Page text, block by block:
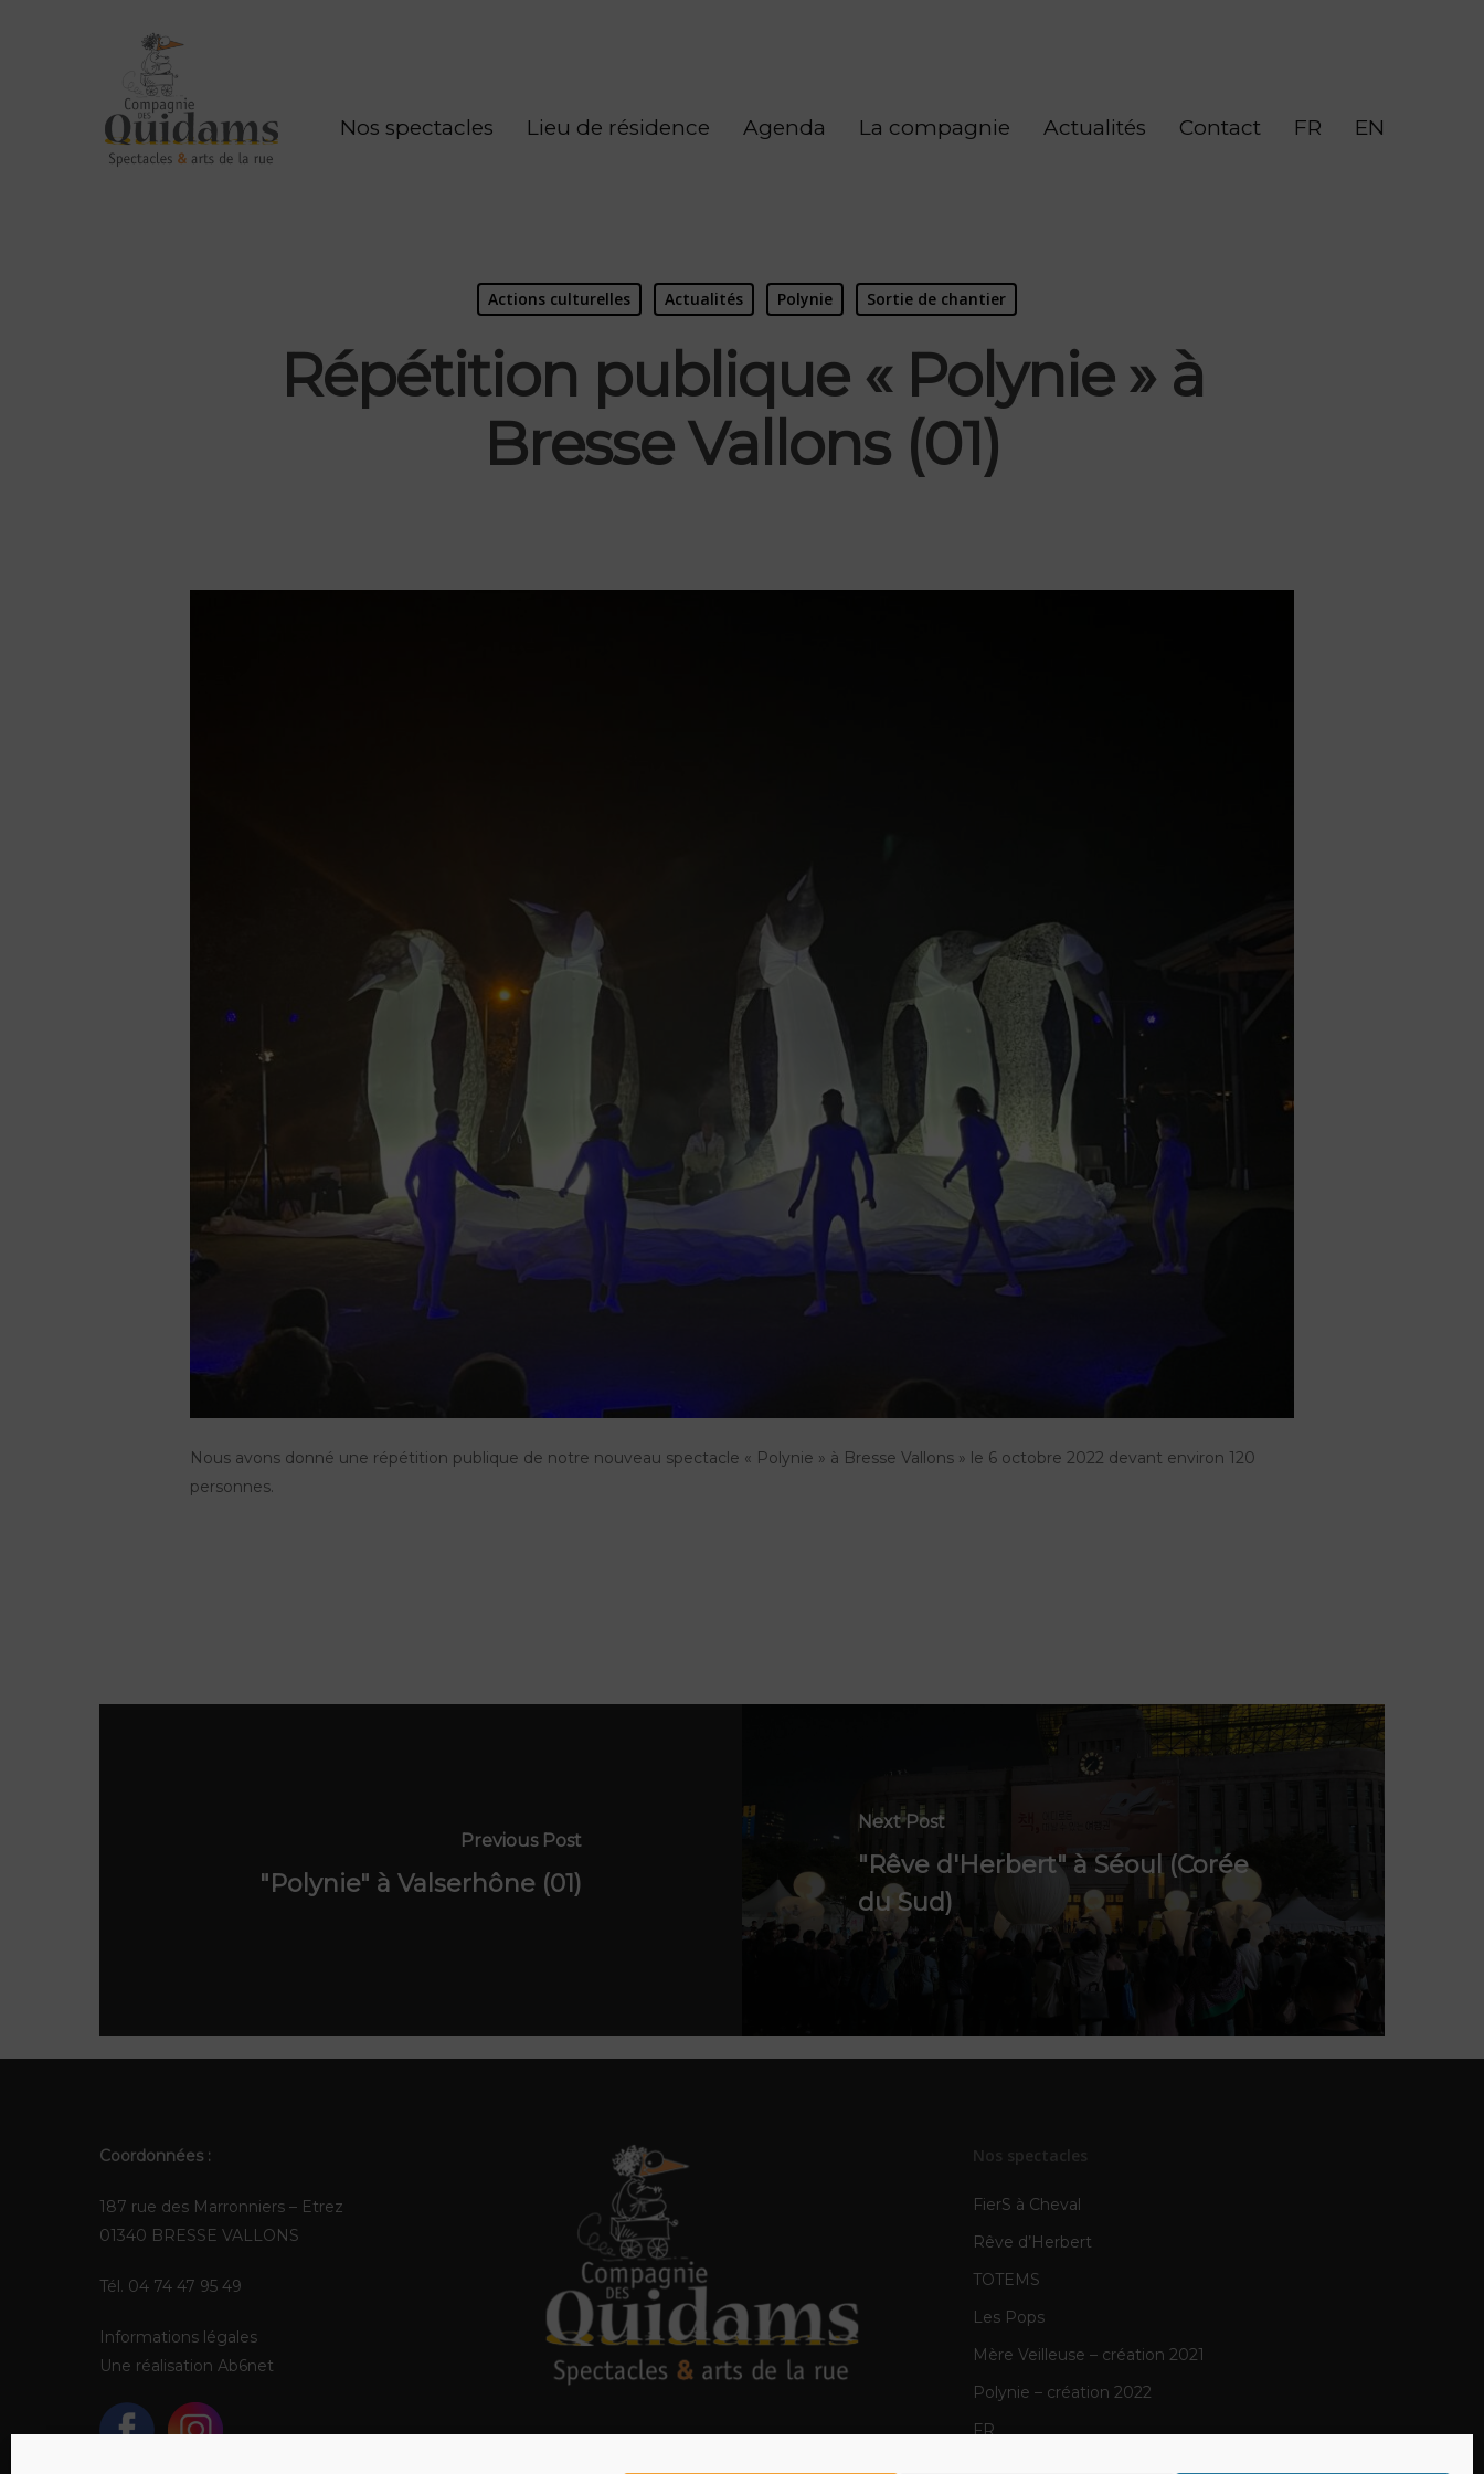
Nos spectacles Lieu de résidence Agenda La compagnie Actualités Contact FR EN
Actions culturelles Actualités Polynie Sortie de chantier
Répétition publique « Polynie » à
Bresse Vallons (01)
Nous avons donné une répétition publique de notre nouveau spectacle « Polynie » à Bresse Vallons » le 6 octobre 2022 devant environ 120
personnes.
Previous Post
"Polynie" à Valserhône (01)
Next Post
"Rêve d'Herbert" à Séoul (Corée
du Sud)
Coordonnées :
187 rue des Marronniers – Etrez
01340 BRESSE VALLONS
Tél. 04 74 47 95 49
Informations légales
Une réalisation Ab6net
Nos spectacles
FierS à Cheval
Rêve d’Herbert
TOTEMS
Les Pops
Mère Veilleuse – création 2021
Polynie – création 2022
FR